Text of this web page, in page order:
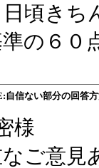
頃きち
の６０
自信ない部分の回答
様
ご意見